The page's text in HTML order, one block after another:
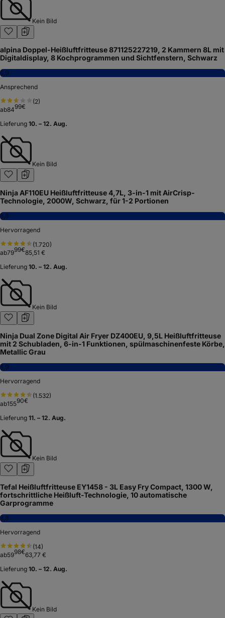
Kein Bild
alpina Doppel-Heißluftfritteuse 871125227219, 2 Kammern 8L mit
Digitaldisplay, 8 Kochprogrammen und Sichtfenstern, Schwarz
6,9
Ansprechend
(2)
ab8499€
Lieferung 10. – 12. Aug.
Kein Bild
Ninja AF110EU Heißluftfritteuse 4,7L, 3-in-1 mit AirCrisp-
Technologie, 2000W, Schwarz, für 1-2 Portionen
8,8
Hervorragend
(1.720)
ab7999€85,51 €
Lieferung 10. – 12. Aug.
Kein Bild
Ninja Dual Zone Digital Air Fryer DZ400EU, 9,5L Heißluftfritteuse
mit 2 Schubladen, 6-in-1 Funktionen, spülmaschinenfeste Körbe,
Metallic Grau
8,9
Hervorragend
(1.532)
ab15590€
Lieferung 11. – 12. Aug.
Kein Bild
Tefal Heißluftfritteuse EY1458 - 3L Easy Fry Compact, 1300 W,
fortschrittliche Heißluft-Technologie, 10 automatische
Garprogramme
8,8
Hervorragend
(14)
ab5998€63,77 €
Lieferung 10. – 12. Aug.
Kein Bild